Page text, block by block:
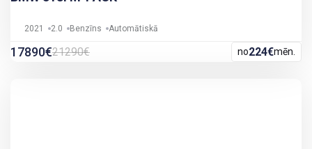
2021 2.0 Benzīns Automātiskā
17890€21290€ no224€mēn.